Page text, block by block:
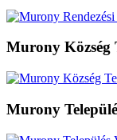
Murony Község
Murony